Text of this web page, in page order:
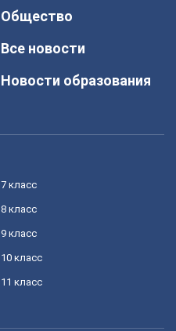
Общество
Все новости
Новости образования
7 класс
8 класс
9 класс
10 класс
11 класс